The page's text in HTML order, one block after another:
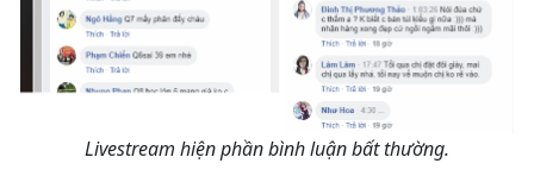
Livestream hiện phần bình luận bất thường.